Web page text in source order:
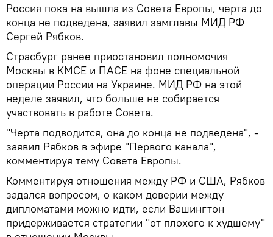
Россия пока на вышла из Совета Европы, черта до
конца не подведена, заявил замглавы МИД РФ
Сергей Рябков.
Страсбург ранее приостановил полномочия
Москвы в КМСЕ и ПАСЕ на фоне специальной
операции России на Украине. МИД РФ на этой
неделе заявил, что больше не собирается
участвовать в работе Совета.
"Черта подводится, она до конца не подведена", -
заявил Рябков в эфире "Первого канала",
комментируя тему Совета Европы.
Комментируя отношения между РФ и США, Рябков
задался вопросом, о каком доверии между
дипломатами можно идти, если Вашингтон
придерживается стратегии "от плохого к худшему"